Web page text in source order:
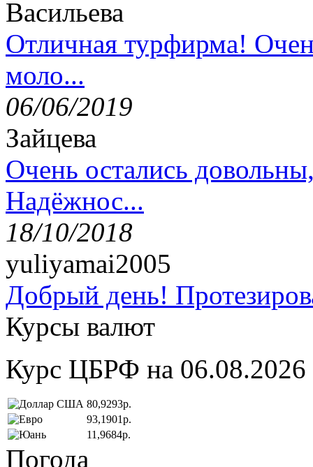
Васильева
Отличная турфирма!
моло...
06/06/2019
Зайцева
Очень остались
Надёжнос...
18/10/2018
yuliyamai2005
Добрый день!
Курсы валют
Курс ЦБРФ на 06.08.2026
80,9293р.
93,1901р.
11,9684р.
Погода